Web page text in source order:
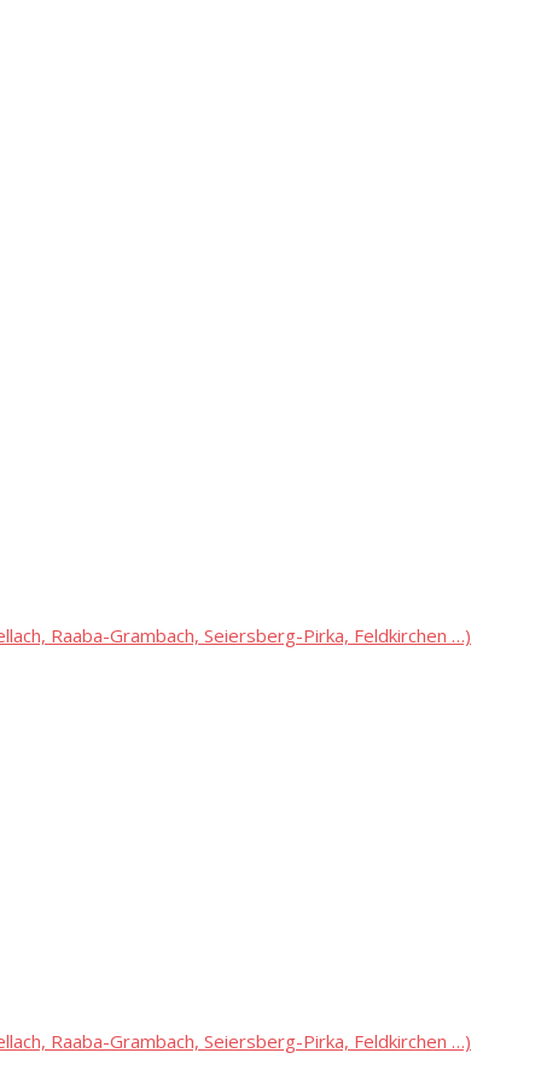
Raaba-Grambach, Seiersberg-Pirka, Feldkirchen …)
Raaba-Grambach, Seiersberg-Pirka, Feldkirchen …)